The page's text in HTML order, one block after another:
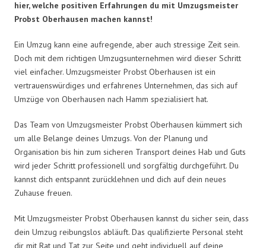
hier, welche positiven Erfahrungen du mit Umzugsmeister
Probst Oberhausen machen kannst!
Ein Umzug kann eine aufregende, aber auch stressige Zeit sein.
Doch mit dem richtigen Umzugsunternehmen wird dieser Schritt
viel einfacher. Umzugsmeister Probst Oberhausen ist ein
vertrauenswürdiges und erfahrenes Unternehmen, das sich auf
Umzüge von Oberhausen nach Hamm spezialisiert hat.
Das Team von Umzugsmeister Probst Oberhausen kümmert sich
um alle Belange deines Umzugs. Von der Planung und
Organisation bis hin zum sicheren Transport deines Hab und Guts
wird jeder Schritt professionell und sorgfältig durchgeführt. Du
kannst dich entspannt zurücklehnen und dich auf dein neues
Zuhause freuen.
Mit Umzugsmeister Probst Oberhausen kannst du sicher sein, dass
dein Umzug reibungslos abläuft. Das qualifizierte Personal steht
dir mit Rat und Tat zur Seite und geht individuell auf deine